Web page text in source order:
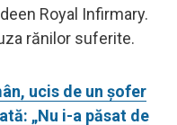
Royal Infirmary.
rănilor suferite.
ucis de un șofer
„Nu i-a păsat de